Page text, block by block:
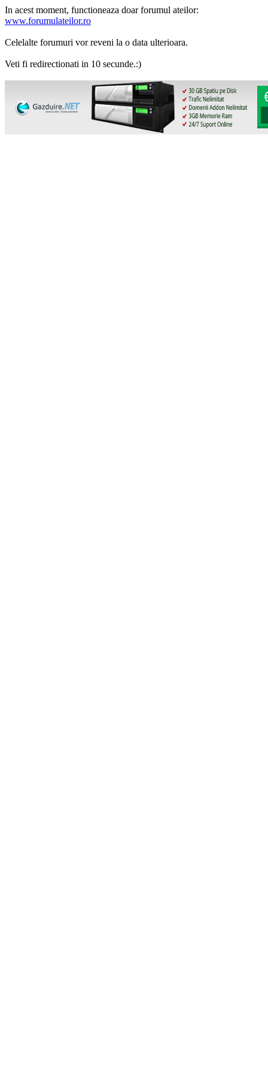
In acest moment, functioneaza doar forumul ateilor:
www.forumulateilor.ro
Celelalte forumuri vor reveni la o data ulterioara.
Veti fi redirectionati in 10 secunde.:)